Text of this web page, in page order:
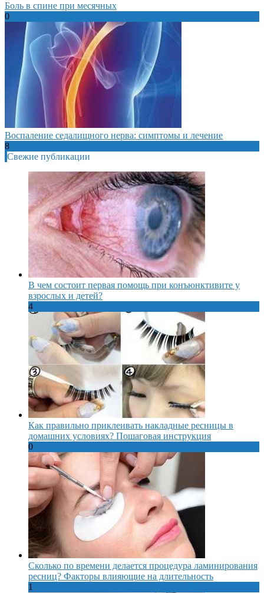
Боль в спине при месячных
0
Воспаление седалищного нерва: симптомы и лечение
8
Свежие публикации
В чем состоит первая помощь при конъюнктивите у
взрослых и детей?
4
Как правильно приклеивать накладные ресницы в
домашних условиях? Пошаговая инструкция
0
Сколько по времени делается процедура ламинирования
ресниц? Факторы влияющие на длительность
1